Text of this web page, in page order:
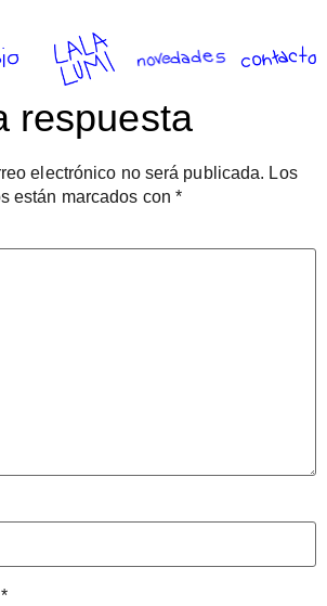
respuesta
electrónico no será publicada. Los
están marcados con *
*